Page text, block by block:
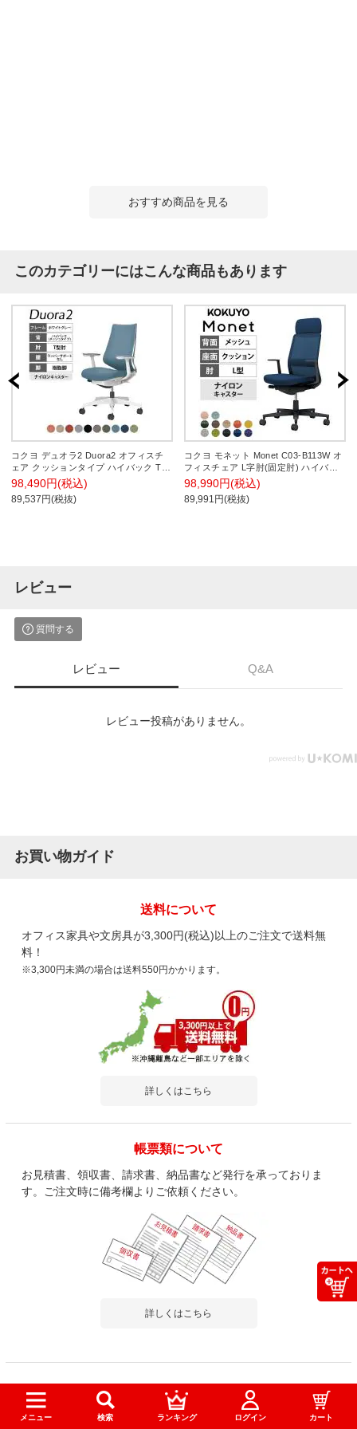
おすすめ商品を見る
このカテゴリーにはこんな商品もあります
コクヨ デュオラ2 Duora2 オフィスチ
ェア クッションタイプ ハイバック T型
肘 樹脂脚 ホワイト ランバーサポート
なし ナイロンキャスター C08-
W210CW
98,490円(税込)
89,537円(税抜)
コクヨ モネット Monet C03-B113W オ
フィスチェア L字肘(固定肘) ハイバッ
ク 樹脂脚 ナイロンキャスター ショル
ダーサポート付き ランバーサポート付
き 背メッシュ 座面布張り 背座同色 本
98,990円(税込)
89,991円(税抜)
レビュー
質問する
レビュー Q&A
レビュー投稿がありません。
お買い物ガイド
送料について
オフィス家具や文房具が3,300円(税込)以上のご注文で送料無
料！
※3,300円未満の場合は送料550円かかります。
詳しくはこちら
帳票類について
お見積書、領収書、請求書、納品書など発行を承っておりま
す。ご注文時に備考欄よりご依頼ください。
詳しくはこちら
メニュー 検索 ランキング ログイン カート